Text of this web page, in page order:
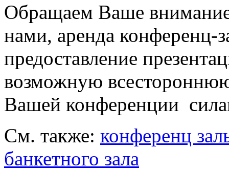
Обращаем Ваше
нами, аренда конференц-
предоставление
возможную
Вашей конференции
См. также: конференц
банкетного зала